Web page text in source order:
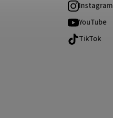
Instagram
YouTube
TikTok